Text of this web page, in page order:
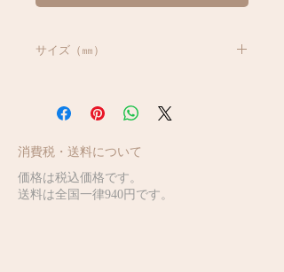
サイズ（㎜）
消費税・送料について
価格は税込価格です。
送料は全国一律940円です。